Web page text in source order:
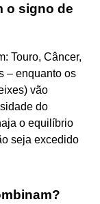
o signo de
Touro, Câncer,
– enquanto os
vão
do
o equilíbrio
seja excedido